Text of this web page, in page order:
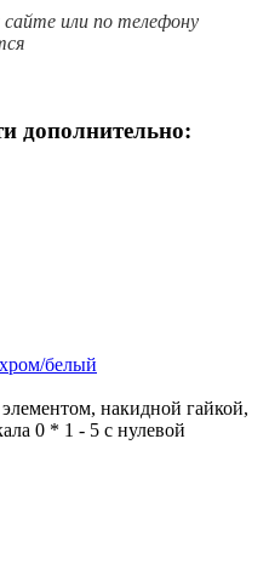
сайте или по телефону
дополнительно:
белый
накидной гайкой,
0 * 1 - 5 с нулевой